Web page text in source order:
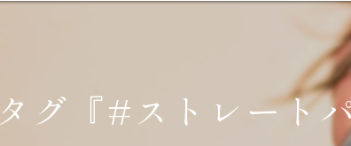
タグ『#ストレート